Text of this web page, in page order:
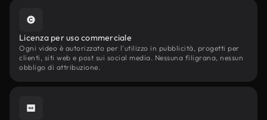
Licenza per uso commerciale
Ogni video è autorizzato per l'utilizzo in pubblicità, progetti per
clienti, siti web e post sui social media. Nessuna filigrana, nessun
obbligo di attribuzione.